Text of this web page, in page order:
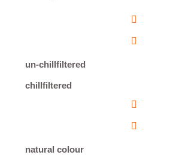
un-chillfiltered
chillfiltered
natural colour